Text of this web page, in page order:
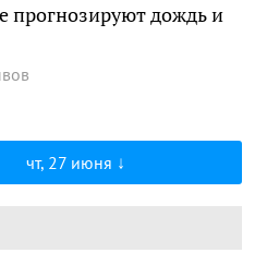
прогнозируют дождь и
чт, 27 июня